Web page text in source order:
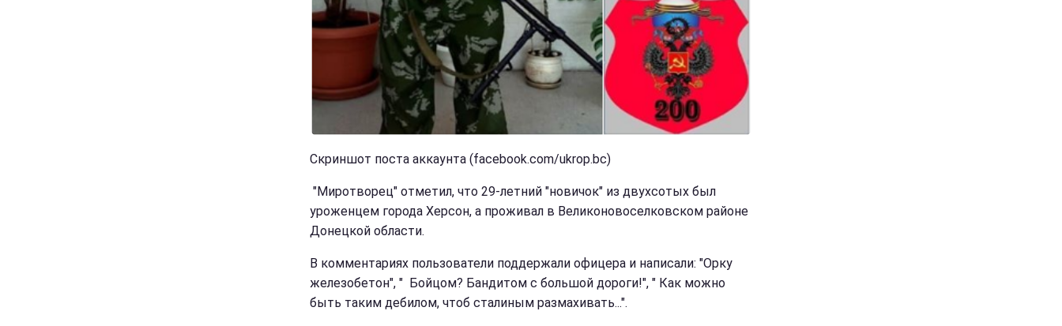
Скриншот поста аккаунта (facebook.com/ukrop.bc)
"Миротворец" отметил, что 29-летний "новичок" из двухсотых был
уроженцем города Херсон, а проживал в Великоновоселковском районе
Донецкой области.
В комментариях пользователи поддержали офицера и написали: "Орку
железобетон", " Бойцом? Бандитом с большой дороги!", " Как можно
быть таким дебилом, чтоб сталиным размахивать...".